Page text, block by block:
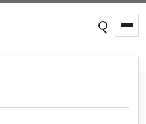
Open search